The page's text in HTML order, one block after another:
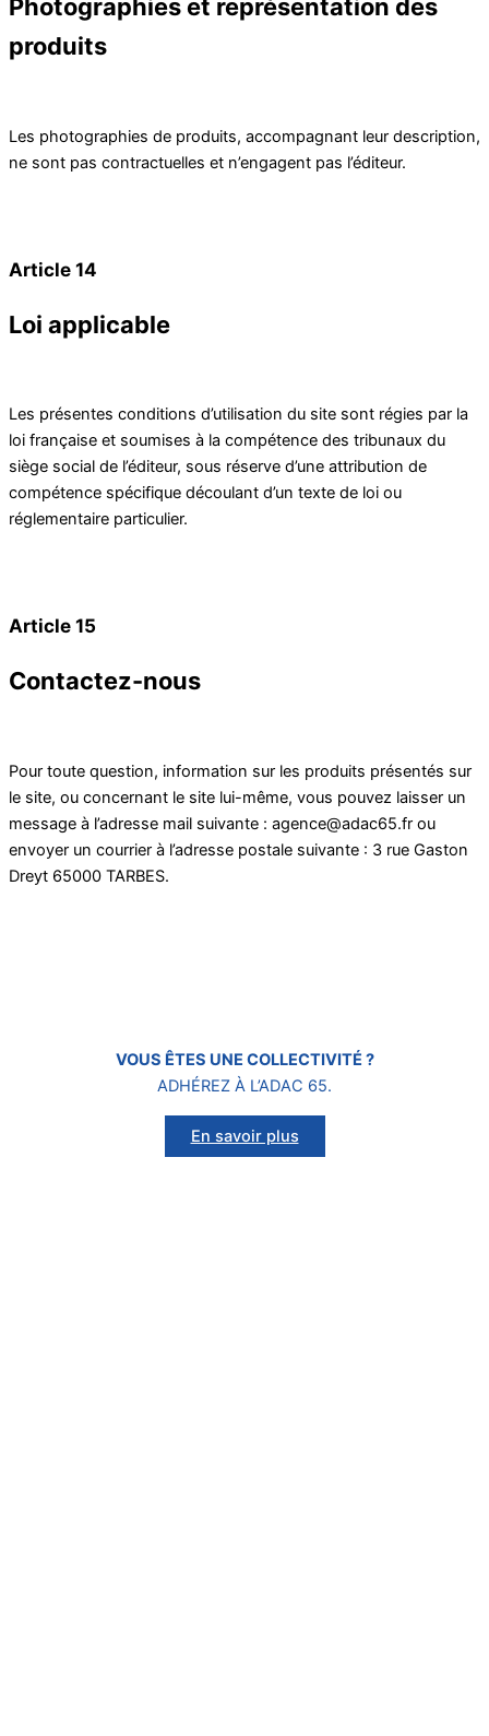
Photographies et représentation des
produits
Les photographies de produits, accompagnant leur description,
ne sont pas contractuelles et n’engagent pas l’éditeur.
Article 14
Loi applicable
Les présentes conditions d’utilisation du site sont régies par la
loi française et soumises à la compétence des tribunaux du
siège social de l’éditeur, sous réserve d’une attribution de
compétence spécifique découlant d’un texte de loi ou
réglementaire particulier.
Article 15
Contactez-nous
Pour toute question, information sur les produits présentés sur
le site, ou concernant le site lui-même, vous pouvez laisser un
message à l’adresse mail suivante : agence@adac65.fr ou
envoyer un courrier à l’adresse postale suivante : 3 rue Gaston
Dreyt 65000 TARBES.
VOUS ÊTES UNE COLLECTIVITÉ ?
ADHÉREZ À L’ADAC 65.
En savoir plus